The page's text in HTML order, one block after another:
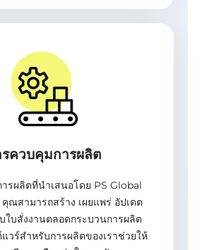
ควบคุมการผลิต
รผลิตที่นำเสนอโดย PS Global
ณสามารถสร้าง เผยแพร่ อัปเดต
ใบสั่งงานตลอดกระบวนการผลิต
ร์สำหรับการผลิตของเราช่วยให้